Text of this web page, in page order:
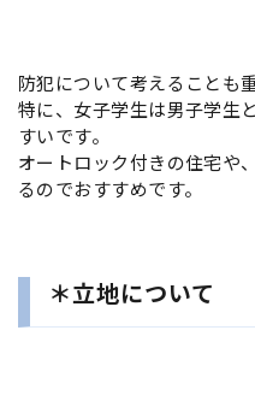
防犯について考えることも
特に、女子学生は男子学生
すいです。
オートロック付きの住宅や
るのでおすすめです。
＊立地について